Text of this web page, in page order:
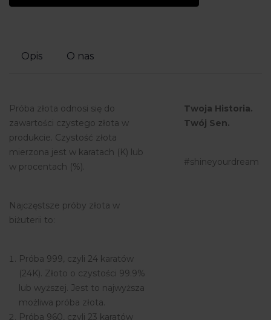
Opis O nas
Próba złota odnosi się do
zawartości czystego złota w
produkcie. Czystość złota
mierzona jest w karatach (K) lub
w procentach (%).
Najczęstsze próby złota w
biżuterii to:
Próba 999, czyli 24 karatów
(24K). Złoto o czystości 99.9%
lub wyższej. Jest to najwyższa
możliwa próba złota.
Próba 960, czyli 23 karatów
Twoja Historia.
Twój Sen.
#shineyourdream